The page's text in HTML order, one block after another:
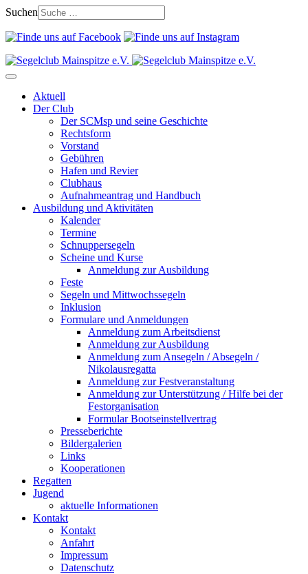
Suchen
Aktuell
Der Club
Der SCMsp und seine Geschichte
Rechtsform
Vorstand
Gebühren
Hafen und Revier
Clubhaus
Aufnahmeantrag und Handbuch
Ausbildung und Aktivitäten
Kalender
Termine
Schnuppersegeln
Scheine und Kurse
Anmeldung zur Ausbildung
Feste
Segeln und Mittwochssegeln
Inklusion
Formulare und Anmeldungen
Anmeldung zum Arbeitsdienst
Anmeldung zur Ausbildung
Anmeldung zum Ansegeln / Absegeln /
Nikolausregatta
Anmeldung zur Festveranstaltung
Anmeldung zur Unterstützung / Hilfe bei der
Festorganisation
Formular Bootseinstellvertrag
Presseberichte
Bildergalerien
Links
Kooperationen
Regatten
Jugend
aktuelle Informationen
Kontakt
Kontakt
Anfahrt
Impressum
Datenschutz